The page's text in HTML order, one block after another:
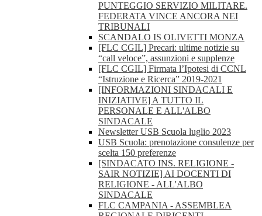
PUNTEGGIO SERVIZIO MILITARE.
FEDERATA VINCE ANCORA NEI
TRIBUNALI
SCANDALO IS OLIVETTI MONZA
[FLC CGIL] Precari: ultime notizie su
“call veloce”, assunzioni e supplenze
[FLC CGIL] Firmata l’Ipotesi di CCNL
“Istruzione e Ricerca” 2019-2021
[INFORMAZIONI SINDACALI E
INIZIATIVE] A TUTTO IL
PERSONALE E ALL'ALBO
SINDACALE
Newsletter USB Scuola luglio 2023
USB Scuola: prenotazione consulenze per
scelta 150 preferenze
[SINDACATO INS. RELIGIONE -
SAIR NOTIZIE] AI DOCENTI DI
RELIGIONE - ALL'ALBO
SINDACALE
FLC CAMPANIA - ASSEMBLEA